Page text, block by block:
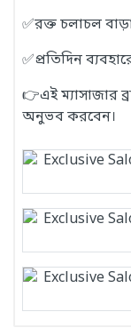
✅রক্ত চলাচল
✅প্রতিদিন
👉এই ম্যাসাজার
অনুভব করবেন।